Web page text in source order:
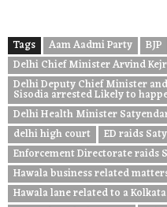
Tags Aam Aadmi Party
BJP
Delhi Chief Minister Arvind
Delhi Deputy Chief Minister
Sisodia arrested Likely to
Delhi Health Minister
delhi high court
ED raids
Enforcement Directorate raids
Hawala business related
Hawala lane related to a